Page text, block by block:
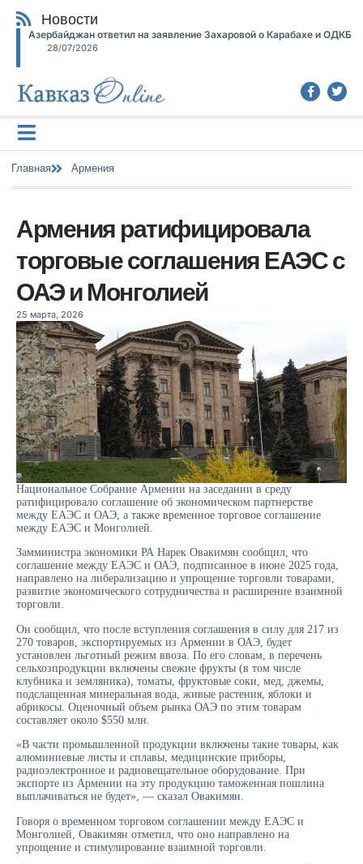
Новости
Азербайджан ответил на заявление Захаровой о Карабахе и ОДКБ
28/07/2026
Главная Армения
Армения ратифицировала
торговые соглашения ЕАЭС с
ОАЭ и Монголией
25 марта, 2026
Национальное Собрание Армении на заседании в среду
ратифицировало соглашение об экономическом партнерстве
между ЕАЭС и ОАЭ, а также временное торговое соглашение
между ЕАЭС и Монголией.
Замминистра экономики РА Нарек Овакимян сообщил, что
соглашение между ЕАЭС и ОАЭ, подписанное в июне 2025 года,
направлено на либерализацию и упрощение торговли товарами,
развитие экономического сотрудничества и расширение взаимной
торговли.
Он сообщил, что после вступления соглашения в силу для 217 из
270 товаров, экспортируемых из Армении в ОАЭ, будет
установлен льготный режим ввоза. По его словам, в перечень
сельхозпродукции включены свежие фрукты (в том числе
клубника и земляника), томаты, фруктовые соки, мед, джемы,
подслащенная минеральная вода, живые растения, яблоки и
абрикосы. Оценочный объем рынка ОАЭ по этим товарам
составляет около $550 млн.
«В части промышленной продукции включены такие товары, как
алюминиевые листы и сплавы, медицинские приборы,
радиоэлектронное и радиовещательное оборудование. При
экспорте из Армении на эту продукцию таможенная пошлина
выплачиваться не будет», — сказал Овакимян.
Говоря о временном торговом соглашении между ЕАЭС и
Монголией, Овакимян отметил, что оно направлено на
упрощение и стимулирование взаимной торговли.